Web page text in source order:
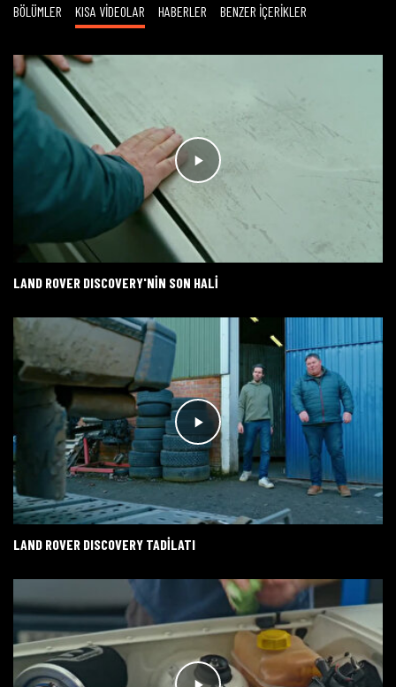
BÖLÜMLER KISA VİDEOLAR HABERLER BENZER İÇERİKLER
LAND ROVER DISCOVERY'NİN SON HALİ
LAND ROVER DISCOVERY TADİLATI